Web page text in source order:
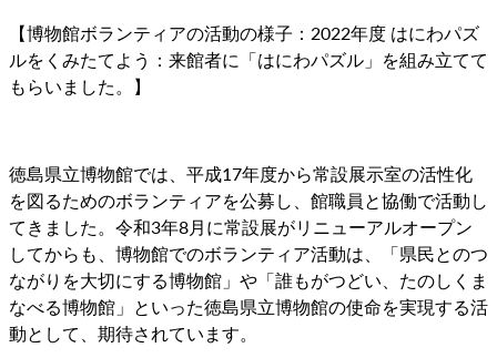
【博物館ボランティアの活動の様子：2022年度 はにわパズ
ルをくみたてよう：来館者に「はにわパズル」を組み立てて
もらいました。】
徳島県立博物館では、平成17年度から常設展示室の活性化
を図るためのボランティアを公募し、館職員と協働で活動し
てきました。令和3年8月に常設展がリニューアルオープン
してからも、博物館でのボランティア活動は、「県民とのつ
ながりを大切にする博物館」や「誰もがつどい、たのしくま
なべる博物館」といった徳島県立博物館の使命を実現する活
動として、期待されています。